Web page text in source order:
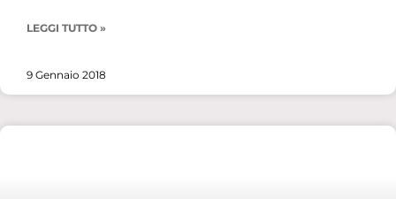
LEGGI TUTTO »
9 Gennaio 2018